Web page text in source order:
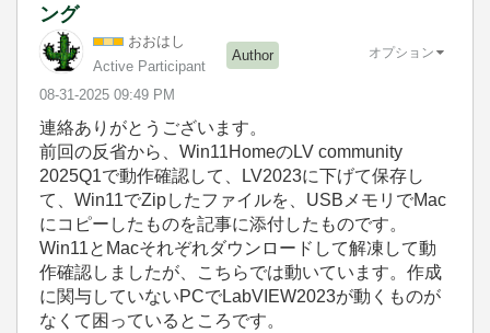
ング
おおはし
Active Participant
Author
‎08-31-2025 09:49 PM
オプション
連絡ありがとうございます。
前回の反省から、Win11HomeのLV community
2025Q1で動作確認して、LV2023に下げて保存し
て、Win11でZipしたファイルを、USBメモリでMac
にコピーしたものを記事に添付したものです。
Win11とMacそれぞれダウンロードして解凍して動
作確認しましたが、こちらでは動いています。作成
に関与していないPCでLabVIEW2023が動くものが
なくて困っているところです。